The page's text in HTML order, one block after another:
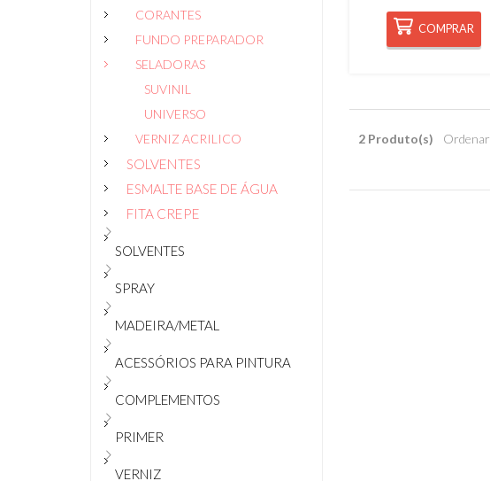
CORANTES
FUNDO PREPARADOR
SELADORAS
SUVINIL
UNIVERSO
VERNIZ ACRILICO
SOLVENTES
ESMALTE BASE DE ÁGUA
FITA CREPE
SOLVENTES
SPRAY
MADEIRA/METAL
ACESSÓRIOS PARA PINTURA
COMPLEMENTOS
PRIMER
VERNIZ
COMPRAR
2 Produto(s) Ordenar